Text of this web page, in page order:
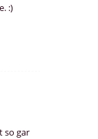
:)
so gar